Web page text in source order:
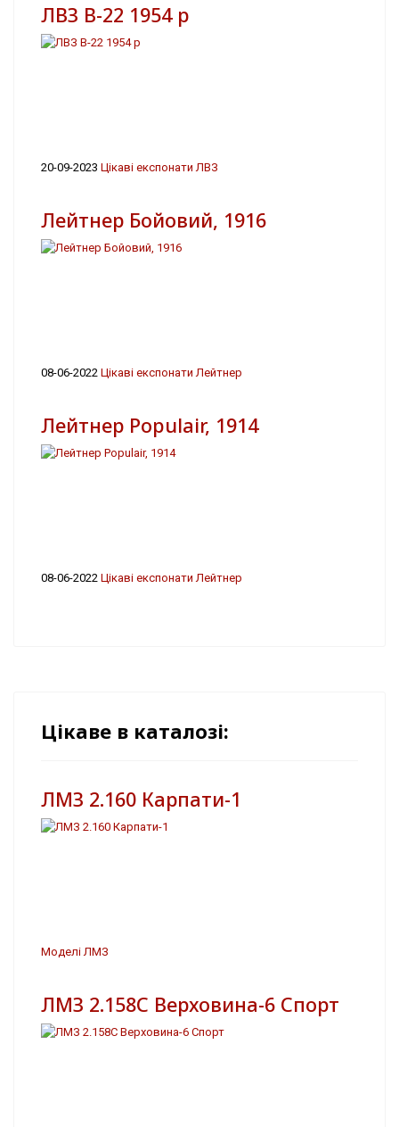
ЛВЗ В-22 1954 р
20-09-2023 Цікаві експонати ЛВЗ
Лейтнер Бойовий, 1916
08-06-2022 Цікаві експонати Лейтнер
Лейтнер Populair, 1914
08-06-2022 Цікаві експонати Лейтнер
Цікаве в каталозі:
ЛМЗ 2.160 Карпати-1
Моделі ЛМЗ
ЛМЗ 2.158С Верховина-6 Спорт